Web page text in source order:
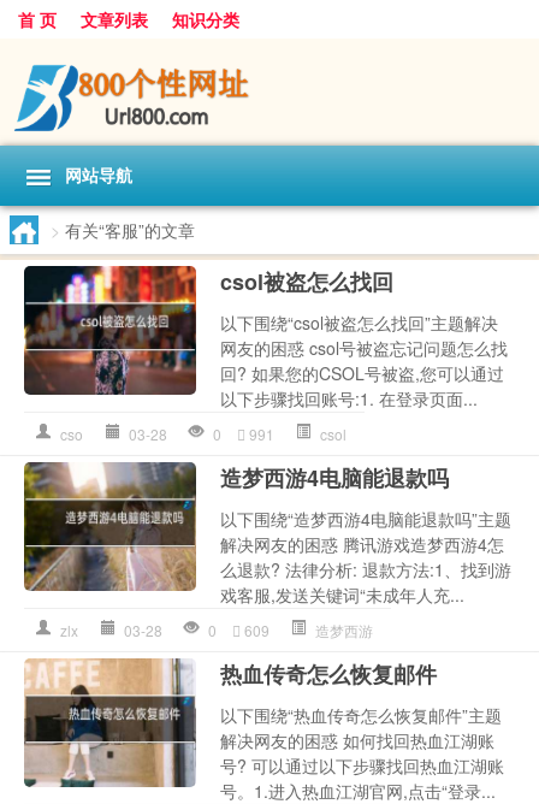
首 页 文章列表 知识分类
网站导航
> 有关“客服”的文章
csol被盗怎么找回
以下围绕“csol被盗怎么找回”主题解决
网友的困惑 csol号被盗忘记问题怎么找
回? 如果您的CSOL号被盗,您可以通过
以下步骤找回账号:1. 在登录页面...
cso 03-28 0 991 csol
造梦西游4电脑能退款吗
以下围绕“造梦西游4电脑能退款吗”主题
解决网友的困惑 腾讯游戏造梦西游4怎
么退款? 法律分析: 退款方法:1、找到游
戏客服,发送关键词“未成年人充...
zlx 03-28 0 609 造梦西游
热血传奇怎么恢复邮件
以下围绕“热血传奇怎么恢复邮件”主题
解决网友的困惑 如何找回热血江湖账
号? 可以通过以下步骤找回热血江湖账
号。1.进入热血江湖官网,点击“登录...